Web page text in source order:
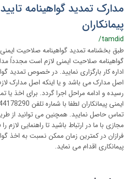
مدارک تمدید گواهینامه
پیمانکاران
/tamdid
طبق بخشنامه تمدید گواهینامه صلاحیت ایمنی
گواهینامه صلاحیت ایمنی لازم است مجدداً
اداره کار بارگزاری نمایید. در خصوص تمدید
اصل مدارک می باشد و یا اینکه اصل مدارک
رسیده و ادامه مراحل اجرا گردد. برای اخذ یا
تماس حاصل نمایید. همچنین می توانید از
مجازی با ما در ارتباط باشید تا راهنمایی لازم
فرازان در کمترین زمان ممکن نسبت به اخذ
پیمانکاری اقدام می نماید.